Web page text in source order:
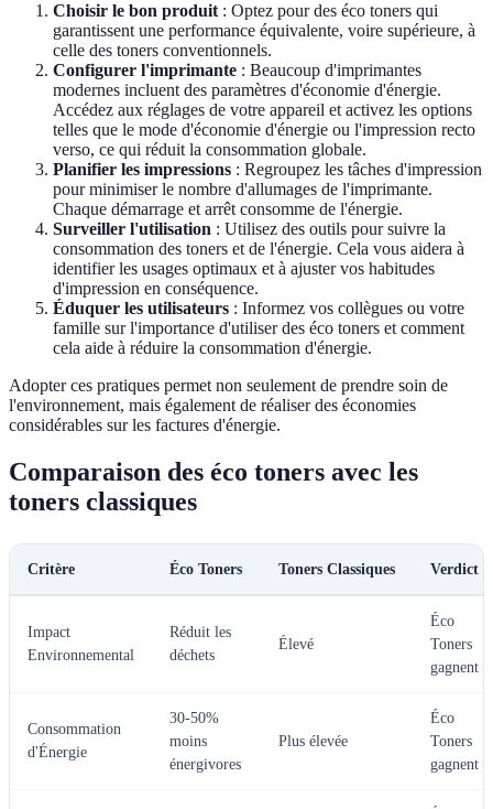
Choisir le bon produit : Optez pour des éco toners qui
garantissent une performance équivalente, voire supérieure, à
celle des toners conventionnels.
Configurer l'imprimante : Beaucoup d'imprimantes
modernes incluent des paramètres d'économie d'énergie.
Accédez aux réglages de votre appareil et activez les options
telles que le mode d'économie d'énergie ou l'impression recto
verso, ce qui réduit la consommation globale.
Planifier les impressions : Regroupez les tâches d'impression
pour minimiser le nombre d'allumages de l'imprimante.
Chaque démarrage et arrêt consomme de l'énergie.
Surveiller l'utilisation : Utilisez des outils pour suivre la
consommation des toners et de l'énergie. Cela vous aidera à
identifier les usages optimaux et à ajuster vos habitudes
d'impression en conséquence.
Éduquer les utilisateurs : Informez vos collègues ou votre
famille sur l'importance d'utiliser des éco toners et comment
cela aide à réduire la consommation d'énergie.
Adopter ces pratiques permet non seulement de prendre soin de
l'environnement, mais également de réaliser des économies
considérables sur les factures d'énergie.
Comparaison des éco toners avec les
toners classiques
Critère Éco Toners Toners Classiques Verdict
Impact
Environnemental
Réduit les
déchets
Élevé
Éco
Toners
gagnent
Consommation
d'Énergie
30-50%
moins
énergivores
Plus élevée
Éco
Toners
gagnent